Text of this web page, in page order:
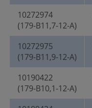
10272974
(179-B11,7-12-A)
10272975
(179-B11,9-12-A)
10190422
(179-B10,1-12-A)